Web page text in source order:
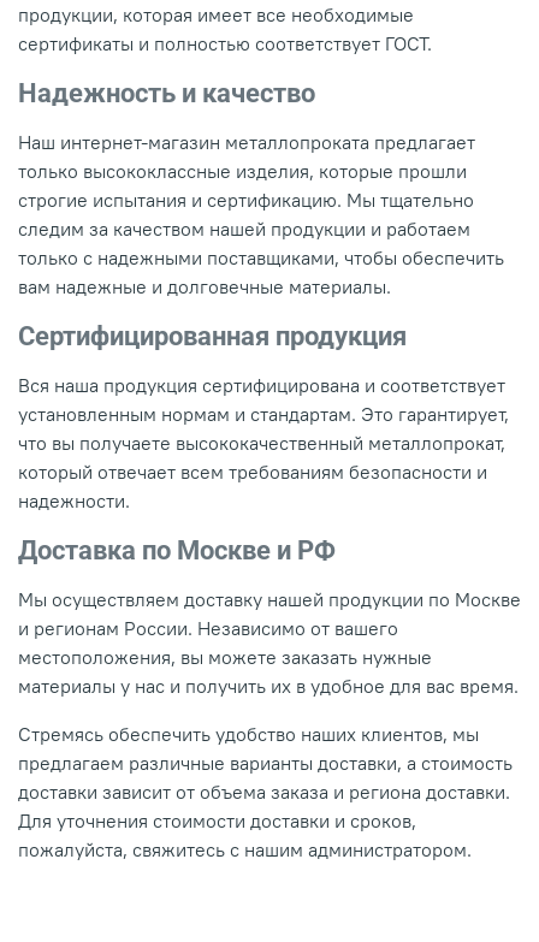
продукции, которая имеет все необходимые
сертификаты и полностью соответствует ГОСТ.
Надежность и качество
Наш интернет-магазин металлопроката предлагает
только высококлассные изделия, которые прошли
строгие испытания и сертификацию. Мы тщательно
следим за качеством нашей продукции и работаем
только с надежными поставщиками, чтобы обеспечить
вам надежные и долговечные материалы.
Сертифицированная продукция
Вся наша продукция сертифицирована и соответствует
установленным нормам и стандартам. Это гарантирует,
что вы получаете высококачественный металлопрокат,
который отвечает всем требованиям безопасности и
надежности.
Доставка по Москве и РФ
Мы осуществляем доставку нашей продукции по Москве
и регионам России. Независимо от вашего
местоположения, вы можете заказать нужные
материалы у нас и получить их в удобное для вас время.
Стремясь обеспечить удобство наших клиентов, мы
предлагаем различные варианты доставки, а стоимость
доставки зависит от объема заказа и региона доставки.
Для уточнения стоимости доставки и сроков,
пожалуйста, свяжитесь с нашим администратором.